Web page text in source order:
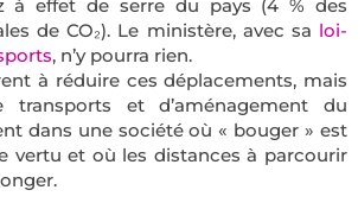
à effet de serre du pays (4 % des
de CO₂). Le ministère, avec sa loi-
, n’y pourra rien.
à réduire ces déplacements, mais
transports et d’aménagement du
dans une société où « bouger » est
vertu et où les distances à parcourir